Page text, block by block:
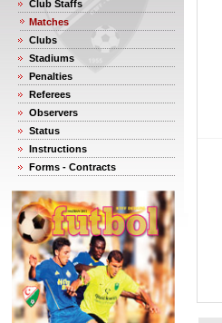
Club Staffs
Matches
Clubs
Stadiums
Penalties
Referees
Observers
Status
Instructions
Forms - Contracts